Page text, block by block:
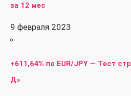
за 12 мес
9 февраля 2023
+611,64% по EUR/JPY — Тест
Д»